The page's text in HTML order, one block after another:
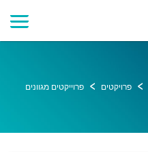
פרויקטים פרוייקטים מגוונים